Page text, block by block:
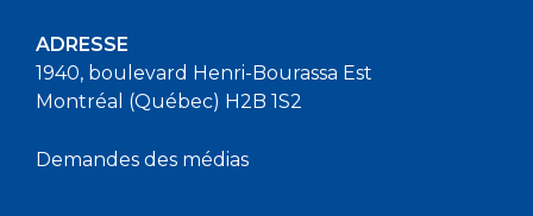
ADRESSE
1940, boulevard Henri-Bourassa Est
Montréal (Québec) H2B 1S2
Demandes des médias